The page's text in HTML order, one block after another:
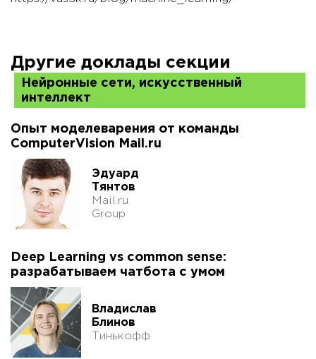
Другие доклады секции
Нейронные сети, искусственный
интеллект
Опыт моделеварения от команды
ComputerVision Mail.ru
Эдуард
Тянтов
Mail.ru
Group
Deep Learning vs common sense:
разрабатываем чатбота с умом
Владислав
Блинов
Тинькофф